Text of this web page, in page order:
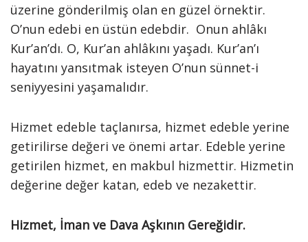
üzerine gönderilmiş olan en güzel örnektir.
O’nun edebi en üstün edebdir. Onun ahlâkı
Kur’an’dı. O, Kur’an ahlâkını yaşadı. Kur’an’ı
hayatını yansıtmak isteyen O’nun sünnet-i
seniyyesini yaşamalıdır.
Hizmet edeble taçlanırsa, hizmet edeble yerine
getirilirse değeri ve önemi artar. Edeble yerine
getirilen hizmet, en makbul hizmettir. Hizmetin
değerine değer katan, edeb ve nezakettir.
Hizmet, İman ve Dava Aşkının Gereğidir.